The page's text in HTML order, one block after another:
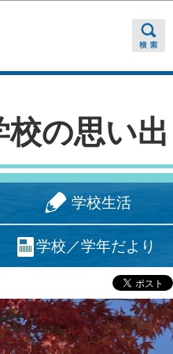
校の思い出
学校生活
学校／学年だより